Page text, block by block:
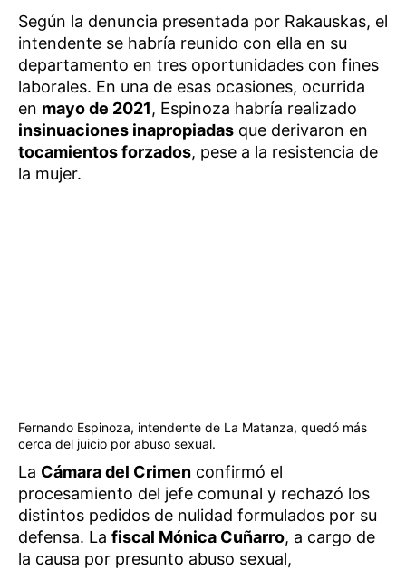
Según la denuncia presentada por Rakauskas, el
intendente se habría reunido con ella en su
departamento en tres oportunidades con fines
laborales. En una de esas ocasiones, ocurrida
en mayo de 2021, Espinoza habría realizado
insinuaciones inapropiadas que derivaron en
tocamientos forzados, pese a la resistencia de
la mujer.
Fernando Espinoza, intendente de La Matanza, quedó más
cerca del juicio por abuso sexual.
La Cámara del Crimen confirmó el
procesamiento del jefe comunal y rechazó los
distintos pedidos de nulidad formulados por su
defensa. La fiscal Mónica Cuñarro, a cargo de
la causa por presunto abuso sexual,